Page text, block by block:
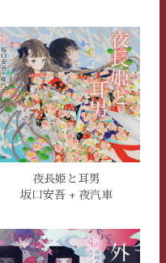
夜長姫と耳男
坂口安吾 + 夜汽車